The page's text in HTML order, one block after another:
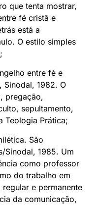
que tenta mostrar,
fé cristã e
está a
O estilo simples
entre fé e
1982. O
pregação,
sepultamento,
Teologia Prática;
São
Sinodal, 1985. Um
como professor
do trabalho em
e permanente
da comunicação,